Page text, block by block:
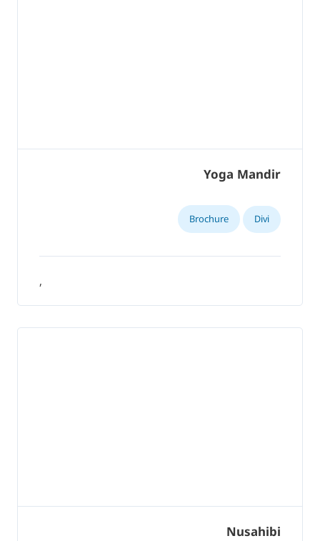
Yoga Mandir
Divi
Brochure
,
Nusahibi